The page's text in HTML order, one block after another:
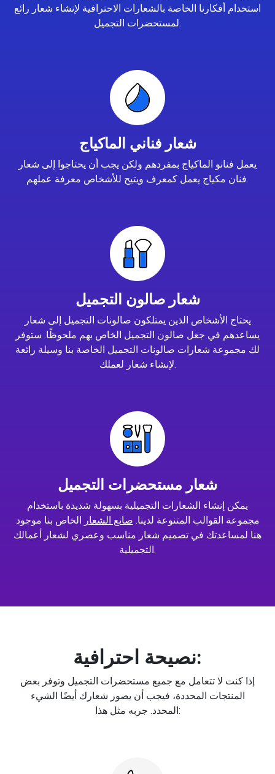
استخدام أفكارنا الخاصة بالشعارات الاحترافية لإنشاء شعار رائع
لمستحضرات التجميل.
شعار فناني الماكياج
يعمل فنانو الماكياج بمفردهم ولكن يجب أن يحتاجوا إلى شعار
فنان مكياج يعمل كمعرف ويتيح للأشخاص معرفة عملهم.
شعار صالون التجميل
يحتاج الأشخاص الذين يمتلكون صالونات التجميل إلى شعار
يساعدهم في جعل صالون التجميل الخاص بهم ملحوظًا. ستوفر
لك مجموعة شعارات صالونات التجميل الخاصة بنا وسيلة رائعة
لإنشاء شعار لعملك.
شعار مستحضرات التجميل
يمكن إنشاء الشعارات التجميلية بسهولة شديدة باستخدام
مجموعة القوالب المتنوعة لدينا. صانع الشعار الخاص بنا موجود
هنا لمساعدتك في تصميم شعار مناسب وعصري لشعار أعمالك
التجميلية.
نصيحة احترافية:
إذا كنت لا تتعامل مع جميع مستحضرات التجميل وتوفر بعض
المنتجات المحددة، فيجب أن يصور شعارك أيضًا الشيء
المحدد. جربه مثل هذا: